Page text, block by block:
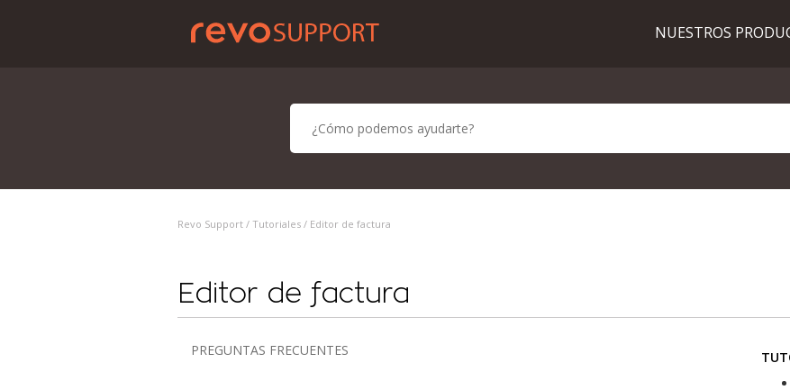
NUESTROS
Revo Support / Tutoriales / Editor de factura
Editor de factura
PREGUNTAS FRECUENTES